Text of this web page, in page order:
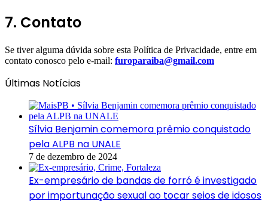
7. Contato
Se tiver alguma dúvida sobre esta Política de Privacidade, entre em
contato conosco pelo e-mail: furoparaiba@gmail.com
Últimas Notícias
Sílvia Benjamin comemora prêmio conquistado
pela ALPB na UNALE
7 de dezembro de 2024
Ex-empresário de bandas de forró é investigado
por importunação sexual ao tocar seios de idosos